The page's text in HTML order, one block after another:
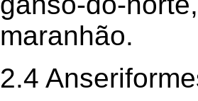
maranhão.
2.4